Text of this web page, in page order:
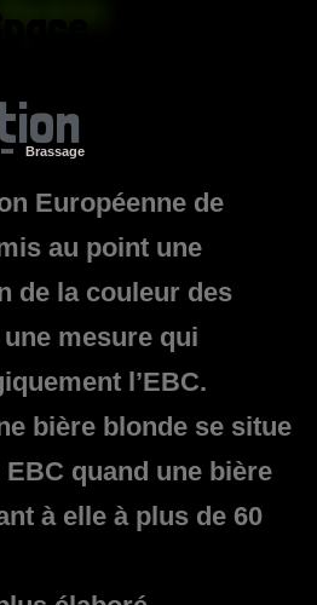
Brassage
Européenne de
au point une
de la couleur des
mesure qui
l’EBC.
bière blonde se situe
EBC quand une bière
à elle à plus de 60